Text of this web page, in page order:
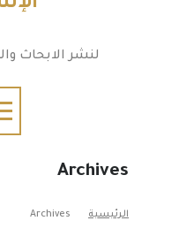
لنشر الابحاث
Archives
الرئيسية Archives